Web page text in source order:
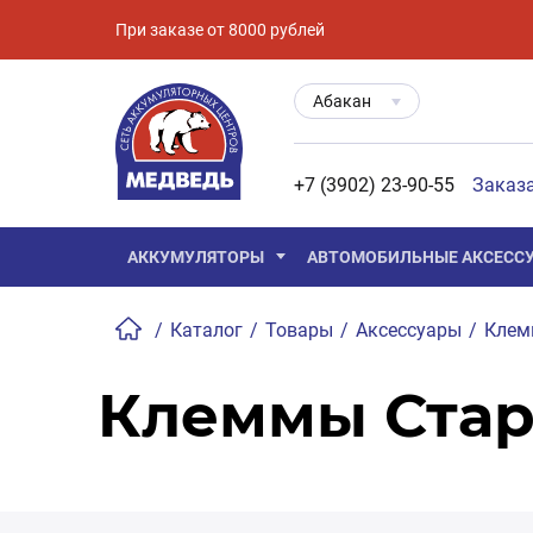
При заказе от 8000 рублей
Абакан
+7 (3902) 23-90-55
АККУМУЛЯТОРЫ АВТОМОБИЛЬНЫЕ
/ Каталог / Товары / Аксессуары /
Клеммы